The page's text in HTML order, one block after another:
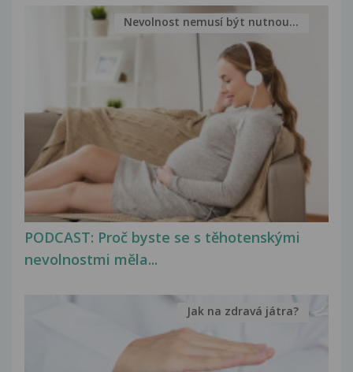
PODCAST: Proč byste se s těhotenskými
nevolnostmi měla...
Nevolnost nemusí být nutnou...
Jak na zdravá játra?